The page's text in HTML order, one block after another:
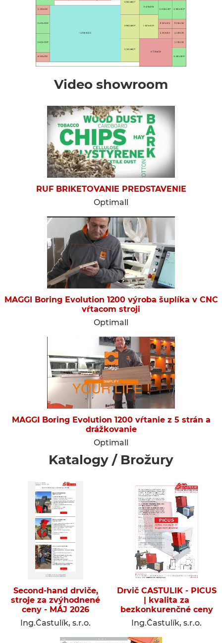
Video showroom
RUF BRIKETOVANIE PREDSTAVENIE
Optimall
MAGGI Boring Evolution 1200 výroba šuplíka v CNC
vŕtacom stroji
Optimall
MAGGI Boring Evolution 1200 vŕtanie z 5 strán a
drážkovanie
Optimall
Katalogy / Brožury
Second-hand drviče,
stroje za zvýhodnené
ceny - MÁJ 2026
Ing.Častulík, s.r.o.
Drvič CASTULIK - PICUS
| kvalita za
bezkonkurenčné ceny
Ing.Častulík, s.r.o.